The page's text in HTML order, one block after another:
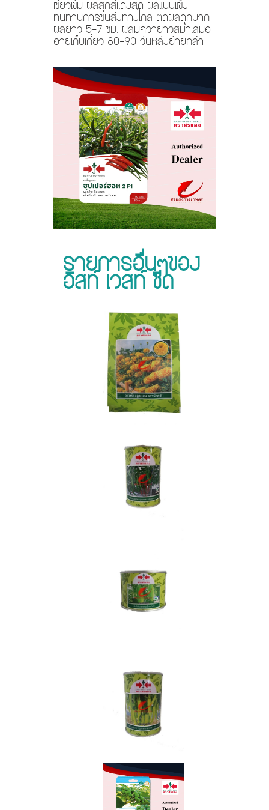
เขียวเข้ม ผลสุกสีเเดงสด ผลแน่นแข็ง
ทนทานการขนส่งทางไกล ติดผลดกมาก
ผลยาว 5-7 ซม. ผลมีควายาวสม่ำเสมอ
อายุเก็บเกี่ยว 80-90 วันหลังย้ายกล้า
รายการอื่นๆของ
อิสท์ เวสท์ ซีด